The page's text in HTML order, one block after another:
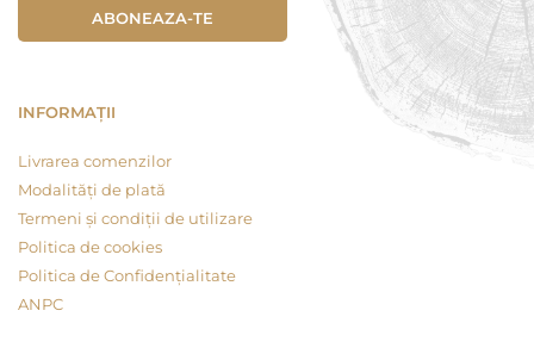
ABONEAZA-TE
INFORMAȚII
Livrarea comenzilor
Modalități de plată
Termeni și condiții de utilizare
Politica de cookies
Politica de Confidențialitate
ANPC